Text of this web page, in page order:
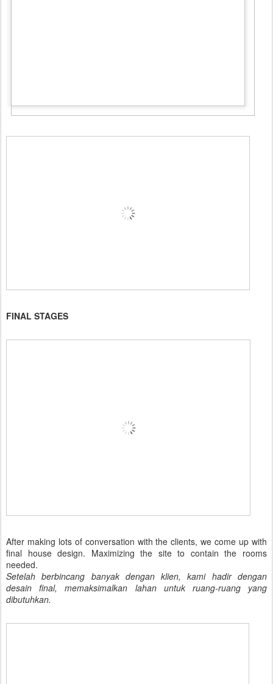
FINAL STAGES
After making lots of conversation with the clients, we come up with
final house design. Maximizing the site to contain the rooms
needed.
Setelah berbincang banyak dengan klien, kami hadir dengan
desain final, memaksimalkan lahan untuk ruang-ruang yang
dibutuhkan.